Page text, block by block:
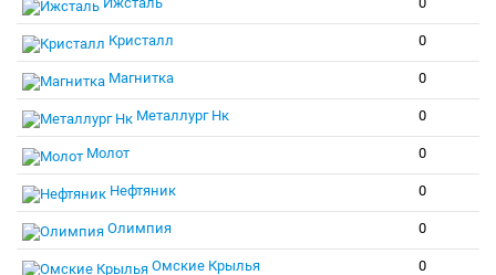
Кристалл 0
Магнитка 0
Металлург Нк 0
Молот 0
Нефтяник 0
Олимпия 0
Омские Крылья 0